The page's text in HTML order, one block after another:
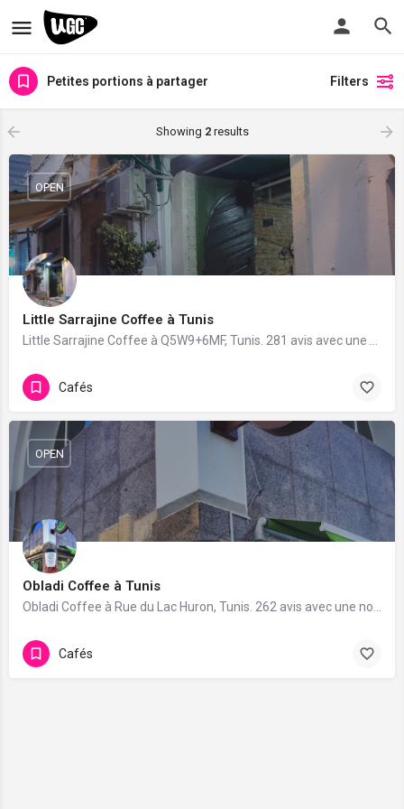
Petites portions à partager Filters
Showing 2results
Little Sarrajine Coffee à Tunis
OPEN
Cafés
Obladi Coffee à Tunis
OPEN
Cafés